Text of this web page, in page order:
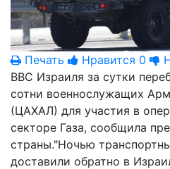
Печать Нравится 0
ВВС Израиля за сутки
сотни военнослужащих
(ЦАХАЛ) для участия в
секторе Газа, сообщила
страны."Ночью
доставили обратно в